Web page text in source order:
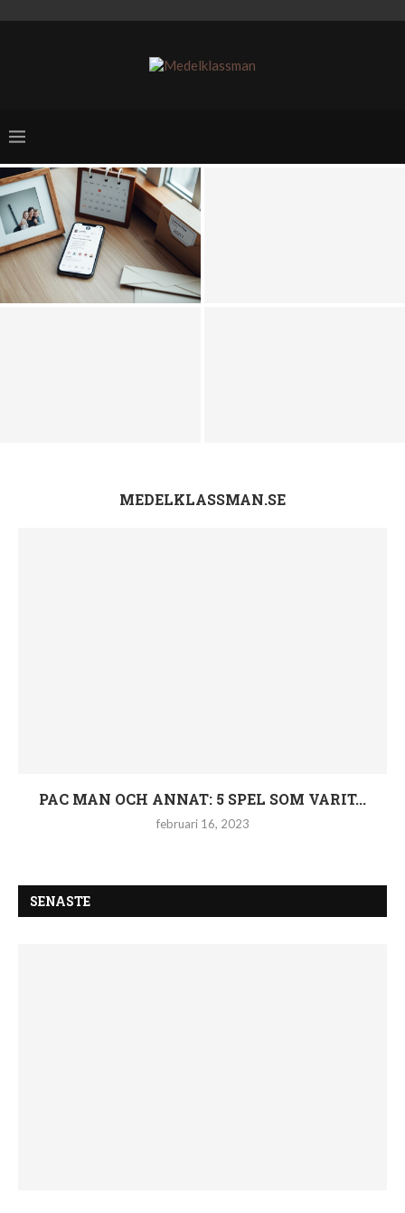
Nytt jobb i sikte? Planera
ekonomin inför karriärbytet
MEDELKLASSMAN.SE
PAC MAN OCH ANNAT: 5 SPEL SOM VARIT...
februari 16, 2023
SENASTE